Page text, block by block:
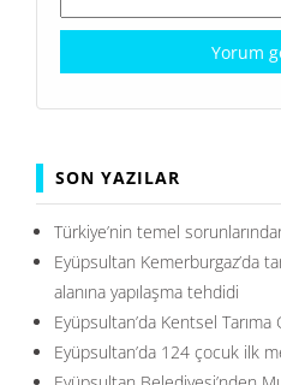
SON YAZILAR
Türkiye’nin temel
Eyüpsultan Kemerburgaz’da
alanına yapılaşma tehdidi
Eyüpsultan’da Kentsel Tarıma
Eyüpsultan’da 124 çocuk ilk